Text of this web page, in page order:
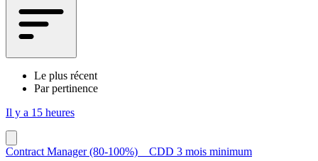
Le plus récent
Par pertinence
Il y a 15 heures
Contract Manager (80-100%) _ CDD 3 mois minimum